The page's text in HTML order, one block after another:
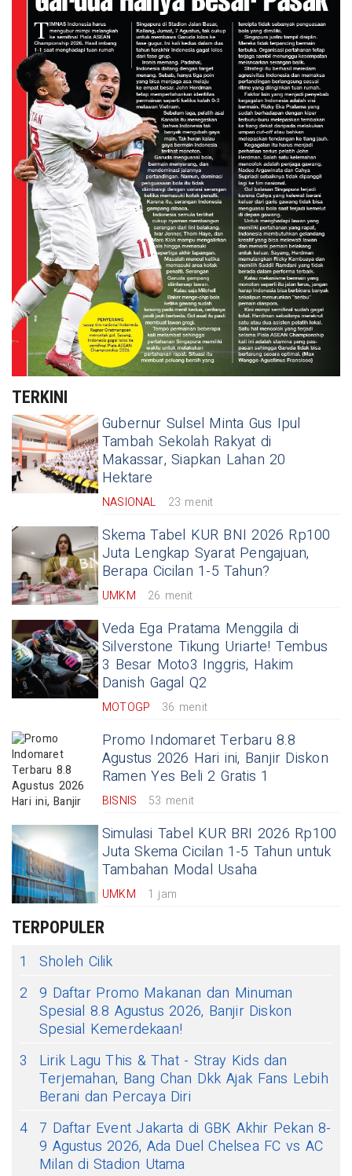
TERKINI
Gubernur Sulsel Minta Gus Ipul
Tambah Sekolah Rakyat di
Makassar, Siapkan Lahan 20
Hektare
NASIONAL 23 menit
Skema Tabel KUR BNI 2026 Rp100
Juta Lengkap Syarat Pengajuan,
Berapa Cicilan 1-5 Tahun?
UMKM 26 menit
Veda Ega Pratama Menggila di
Silverstone Tikung Uriarte! Tembus
3 Besar Moto3 Inggris, Hakim
Danish Gagal Q2
MOTOGP 36 menit
Promo Indomaret Terbaru 8.8
Agustus 2026 Hari ini, Banjir Diskon
Ramen Yes Beli 2 Gratis 1
BISNIS 53 menit
Simulasi Tabel KUR BRI 2026 Rp100
Juta Skema Cicilan 1-5 Tahun untuk
Tambahan Modal Usaha
UMKM 1 jam
TERPOPULER
1
Sholeh Cilik
2 9 Daftar Promo Makanan dan Minuman
Spesial 8.8 Agustus 2026, Banjir Diskon
Spesial Kemerdekaan!
3
Lirik Lagu This & That - Stray Kids dan
Terjemahan, Bang Chan Dkk Ajak Fans Lebih
Berani dan Percaya Diri
4 7 Daftar Event Jakarta di GBK Akhir Pekan 8-
9 Agustus 2026, Ada Duel Chelsea FC vs AC
Milan di Stadion Utama